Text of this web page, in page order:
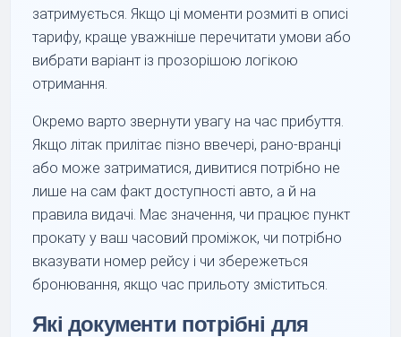
затримується. Якщо ці моменти розмиті в описі
тарифу, краще уважніше перечитати умови або
вибрати варіант із прозорішою логікою
отримання.
Окремо варто звернути увагу на час прибуття.
Якщо літак прилітає пізно ввечері, рано-вранці
або може затриматися, дивитися потрібно не
лише на сам факт доступності авто, а й на
правила видачі. Має значення, чи працює пункт
прокату у ваш часовий проміжок, чи потрібно
вказувати номер рейсу і чи збережеться
бронювання, якщо час прильоту зміститься.
Які документи потрібні для